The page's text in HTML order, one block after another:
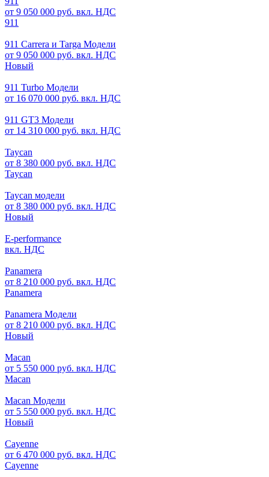
от 9 050 000 руб. вкл. НДС
911
911 Carrera и Targa Модели
от 9 050 000 руб. вкл. НДС
Новый
911 Turbo Модели
от 16 070 000 руб. вкл. НДС
911 GT3 Модели
от 14 310 000 руб. вкл. НДС
Taycan
от 8 380 000 руб. вкл. НДС
Taycan
Taycan модели
от 8 380 000 руб. вкл. НДС
Новый
E-performance
вкл. НДС
Panamera
от 8 210 000 руб. вкл. НДС
Panamera
Panamera Модели
от 8 210 000 руб. вкл. НДС
Новый
Macan
от 5 550 000 руб. вкл. НДС
Macan
Macan Модели
от 5 550 000 руб. вкл. НДС
Новый
Cayenne
от 6 470 000 руб. вкл. НДС
Cayenne